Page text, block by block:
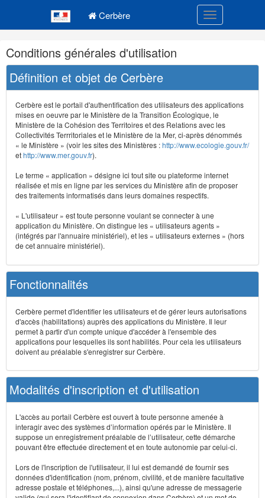
Cerbère Toggle
Navigation
et
outils
annexes
Conditions générales d'utilisation
Définition et objet de Cerbère
Cerbère est le portail d'authentification des utilisateurs des applications
mises en oeuvre par le Ministère de la Transition Écologique, le
Ministère de la Cohésion des Territoires et des Relations avec les
Collectivités Terrritoriales et le Ministère de la Mer, ci-après dénommés
« le Ministère » (voir les sites des Ministères :http://www.ecologie.gouv.fr/
ethttp://www.mer.gouv.fr).
Le terme « application » désigne ici tout site ou plateforme internet
réalisée et mis en ligne par les services du Ministère afin de proposer
des traitements informatisés dans leurs domaines respectifs.
« L'utilisateur » est toute personne voulant se connecter à une
application du Ministère. On distingue les « utilisateurs agents »
(intégrés par l'annuaire ministériel), et les « utilisateurs externes » (hors
de cet annuaire ministériel).
Fonctionnalités
Cerbère permet d'identifier les utilisateurs et de gérer leurs autorisations
d'accès (habilitations) auprès des applications du Ministère. Il leur
permet à partir d'un compte unique d'accéder à l'ensemble des
applications pour lesquelles ils sont habilités. Pour cela les utilisateurs
doivent au préalable s'enregistrer sur Cerbère.
Modalités d'inscription et d'utilisation
L'accès au portail Cerbère est ouvert à toute personne amenée à
interagir avec des systèmes d’information opérés par le Ministère. Il
suppose un enregistrement préalable de l’utilisateur, cette démarche
pouvant être effectuée directement et en toute autonomie par celui-ci.
Lors de l'inscription de l'utilisateur, il lui est demandé de fournir ses
données d'identification (nom, prénom, civilité, et de manière facultative
adresse postale et téléphones,...), ainsi qu'une adresse de messagerie